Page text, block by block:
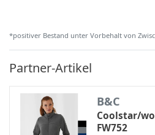
*positiver Bestand unter Vorbehalt von
Partner-Artikel
B&C
Coolstar/
FW752